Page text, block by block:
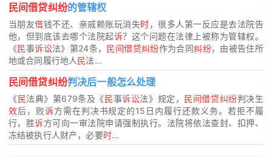
民间借贷纠纷的管辖权
当朋友借钱不还、亲戚赖账玩消失时，很多人第一反应是去法院告
他，但到底该去哪个法院起诉？这个问题在法律上被称为管辖权。
《民事诉讼法》第24条， 民间借贷纠纷作为合同纠纷，由被告住所
地或合同履行地人民法...
民间借贷纠纷判决后一般怎么处理
《民法典》第679条及《民事诉讼法》规定， 民间借贷纠纷判决生
效后，败诉方需在判决书规定的15日内履行还款义务。若拒不履
行，胜诉方可向一审法院申请强制执行。法院将依法查封、扣押、
冻结被执行人财产，必要时...